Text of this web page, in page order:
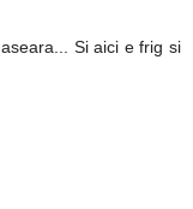
Si aici e frig si